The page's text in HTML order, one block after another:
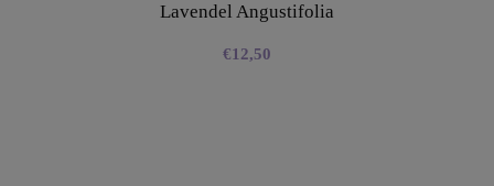
Lavendel Angustifolia
€12,50